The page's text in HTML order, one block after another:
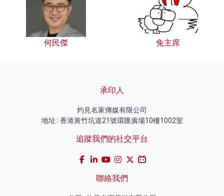
何民傑 兔主席
承印人
灼見名家傳媒有限公司
地址 : 香港黃竹坑道21號環匯廣場10樓1002室
追蹤我們的社交平台
聯絡我們